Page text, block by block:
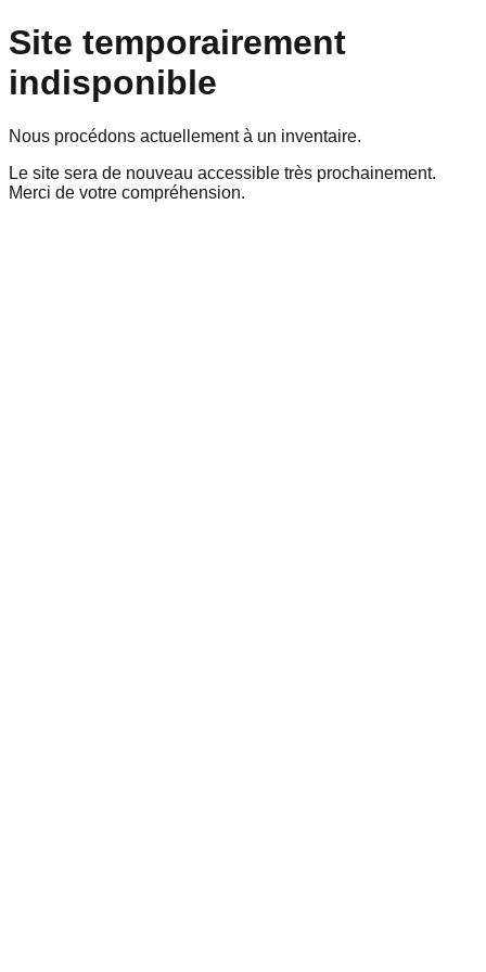
Site temporairement
indisponible
Nous procédons actuellement à un inventaire.
Le site sera de nouveau accessible très prochainement.
Merci de votre compréhension.